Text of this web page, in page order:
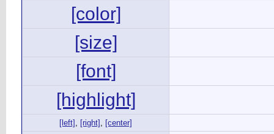
[color]
[size]
[font]
[highlight]
[left] , [right] , [center]